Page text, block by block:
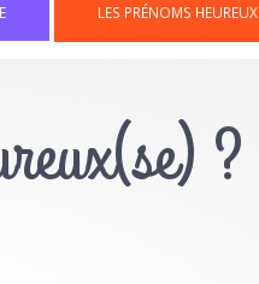
LES PRÉNOMS HEUREUX
?